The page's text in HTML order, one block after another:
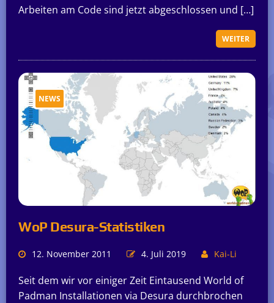
Arbeiten am Code sind jetzt abgeschlossen und […]
WEITER
NEWS
WoP Desura-Statistiken
12. November 2011 4. Juli 2019 Kai-Li
Seit dem wir vor einiger Zeit Eintausend World of
Padman Installationen via Desura durchbrochen